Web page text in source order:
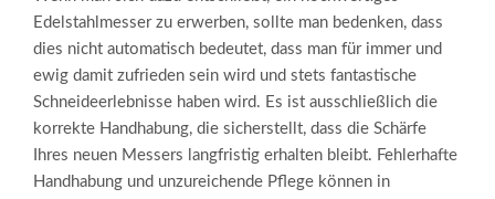
Edelstahlmesser zu erwerben, sollte man bedenken, dass
dies nicht automatisch bedeutet, dass man für immer und
ewig damit zufrieden sein wird und stets fantastische
Schneideerlebnisse haben wird. Es ist ausschließlich die
korrekte Handhabung, die sicherstellt, dass die Schärfe
Ihres neuen Messers langfristig erhalten bleibt. Fehlerhafte
Handhabung und unzureichende Pflege können in